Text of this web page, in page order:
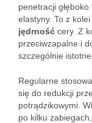
penetracji
elastyny. To z
jędrność cery. Z
przeciwzapalne i
szczególnie
Regularne
się do redukcji
potrądzikowymi.
po kilku